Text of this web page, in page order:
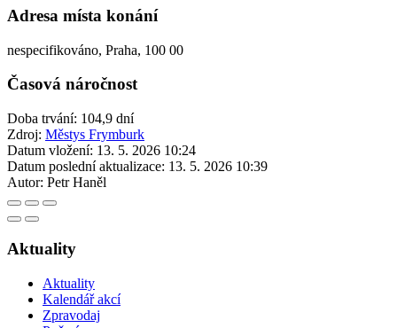
Adresa místa konání
nespecifikováno, Praha, 100 00
Časová náročnost
Doba trvání: 104,9 dní
Zdroj: Městys Frymburk
Datum vložení: 13. 5. 2026 10:24
Datum poslední aktualizace: 13. 5. 2026 10:39
Autor: Petr Haněl
Aktuality
Aktuality
Kalendář akcí
Zpravodaj